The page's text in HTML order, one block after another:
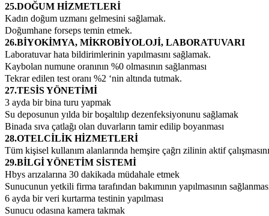
25.DOĞUM HİZMETLERİ
Kadın doğum uzmanı gelmesini sağlamak.
Doğumhane forseps temin etmek.
26.BİYOKİMYA, MİKROBİYOLOJİ, LABORATUVARI
Laboratuvar hata bildirimlerinin yapılmasını sağlamak.
Kaybolan numune oranının %0 olmasının sağlanması
Tekrar edilen test oranı %2 ‘nin altında tutmak.
27.TESİS YÖNETİMİ
3 ayda bir bina turu yapmak
Su deposunun yılda bir boşaltılıp dezenfeksiyonunu sağlamak
Binada sıva çatlağı olan duvarların tamir edilip boyanması
28.OTELCİLİK HİZMETLERİ
Tüm kişisel kullanım alanlarında hemşire çağrı zilinin aktif
29.BİLGİ YÖNETİM SİSTEMİ
Hbys arızalarına 30 dakikada müdahale etmek
Sunucunun yetkili firma tarafından bakımının yapılmasının
6 ayda bir veri kurtarma testinin yapılması
Sunucu odasına kamera takmak